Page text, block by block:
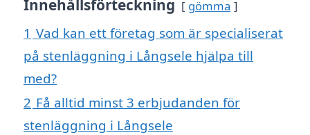
Innehållsförteckning gömma
1 Vad kan ett företag som är specialiserat
på stenläggning i Långsele hjälpa till
med?
2 Få alltid minst 3 erbjudanden för
stenläggning i Långsele